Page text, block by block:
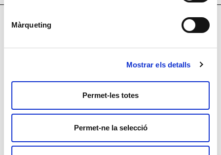
Màrqueting
Mostrar els detalls
Permet-les totes
Permet-ne la selecció
23/10/2024
"Les necessitats de les persones amb
discapacitat en envellir augmenten per la
seva situació"
"Amb el nou decret es pretén que